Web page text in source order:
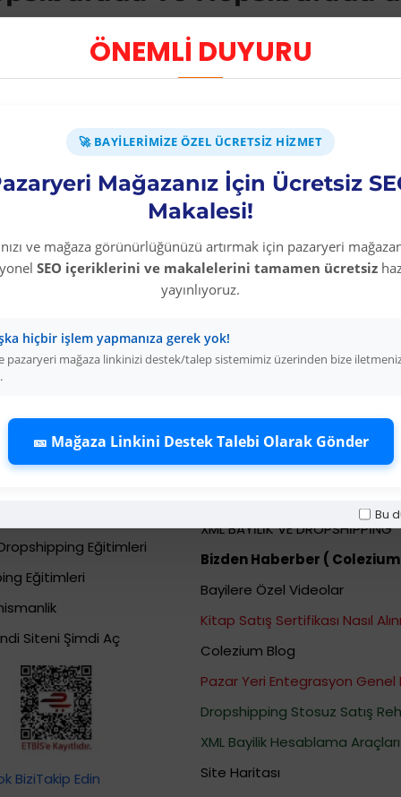
ÖNEMLİ DUYURU
🚀 BAYILERIMIZE ÖZEL ÜCRETSIZ HIZMET
Mağazanız İçin Ücretsiz
Makalesi!
ve mağaza görünürlüğünüzü artırmak için pazaryeri
SEO içeriklerini ve makalelerini tamamen ücretsiz
yayınlıyoruz.
hiçbir işlem yapmanıza gerek yok!
pazaryeri mağaza linkinizi destek/talep sistemimiz üzerinden bize
🎫 Mağaza Linkini Destek Talebi Olarak Gönder
Bu
satıcılar için güçlü bir gelir kaynağıdır. Hepsiburada
geniş tedarikçi ağıyla davul ürünlerini sıfır sermayeyle
kritik avantajı vardır. Birincisi, stok yatırımı olmadığı
yüksek marj elde edebilirsiniz. Üçüncüsü,
dropshipping", "davul satın al" ve "davul uygun fiyat" gibi
belirtin. Bu detaylar iade oranını düşürür, müşteri
Yönetim
davul stok ve fiyat değişiklikleri otomatik yansır.
de ekleyerek portföyünüzü genişletin. Bugün Colezium'a
(Stoksuz
E\u011fitimleri
Eğitimleri
Eğitimleri
Siteni Şimdi Aç
BiziTakip Edin
Dropshipping Bayi
Bayi Kolay Ürün Bulma Sistemi
XML BAYİLİK VE DROPSHİPPİNG
Bizden Haberber (
Bayilere Özel Videolar
Kitap Satış Sertifikası Nasıl
Colezium Blog
Pazar Yeri Entegrasyon Genel
Dropshipping Stosuz Satış
XML Bayilik Hesablama Araçları
Site Haritası